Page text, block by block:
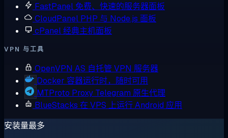
FastPanel 免费、快速的服务器面板
CloudPanel PHP 与 Node.js 面板
cPanel经典主机面板
VPN 与工具
OpenVPN AS 自托管 VPN 服务器
Docker 容器运行时，随时可用
MTProto Proxy Telegram 原生代理
BlueStacks 在 VPS 上运行 Android 应用
安装量最多